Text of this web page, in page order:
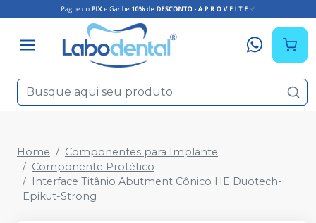
Home
Componentes para Implante
Componente Protético
Interface Titânio Abutment Cônico HE Duotech-
Epikut-Strong